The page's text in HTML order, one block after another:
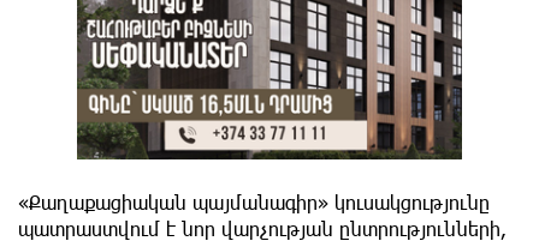
«Քաղաքացիական պայմանագիր» կուսակցությունը
պատրաստվում է նոր վարչության ընտրությունների,